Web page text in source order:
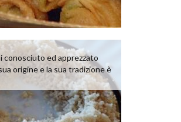
conosciuto ed apprezzato
origine e la sua tradizione è